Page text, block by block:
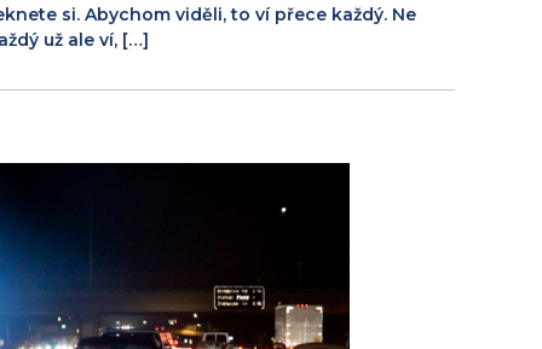
si. Abychom viděli, to ví přece každý. Ne
už ale ví, […]